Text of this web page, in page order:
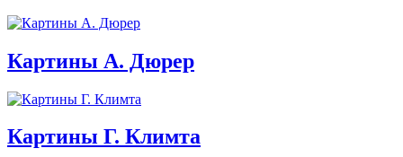
Картины А. Дюрер
Картины Г. Климта